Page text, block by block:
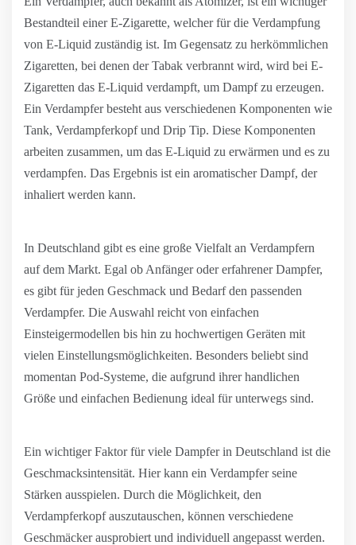
Bestandteil einer E-Zigarette, welcher für die Verdampfung
von E-Liquid zuständig ist. Im Gegensatz zu herkömmlichen
Zigaretten, bei denen der Tabak verbrannt wird, wird bei E-
Zigaretten das E-Liquid verdampft, um Dampf zu erzeugen.
Ein Verdampfer besteht aus verschiedenen Komponenten wie
Tank, Verdampferkopf und Drip Tip. Diese Komponenten
arbeiten zusammen, um das E-Liquid zu erwärmen und es zu
verdampfen. Das Ergebnis ist ein aromatischer Dampf, der
inhaliert werden kann.
In Deutschland gibt es eine große Vielfalt an Verdampfern
auf dem Markt. Egal ob Anfänger oder erfahrener Dampfer,
es gibt für jeden Geschmack und Bedarf den passenden
Verdampfer. Die Auswahl reicht von einfachen
Einsteigermodellen bis hin zu hochwertigen Geräten mit
vielen Einstellungsmöglichkeiten. Besonders beliebt sind
momentan Pod-Systeme, die aufgrund ihrer handlichen
Größe und einfachen Bedienung ideal für unterwegs sind.
Ein wichtiger Faktor für viele Dampfer in Deutschland ist die
Geschmacksintensität. Hier kann ein Verdampfer seine
Stärken ausspielen. Durch die Möglichkeit, den
Verdampferkopf auszutauschen, können verschiedene
Geschmäcker ausprobiert und individuell angepasst werden.